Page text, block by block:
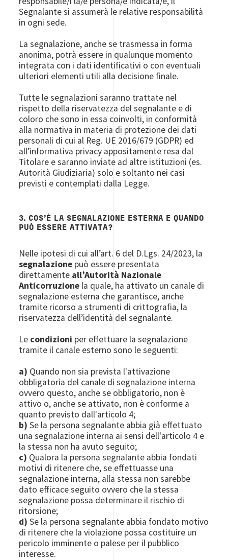
Segnalante si assumerà le relative responsabilità
in ogni sede.
La segnalazione, anche se trasmessa in forma
anonima, potrà essere in qualunque momento
integrata con i dati identificativi o con eventuali
ulteriori elementi utili alla decisione finale.
Tutte le segnalazioni saranno trattate nel
rispetto della riservatezza del segnalante e di
coloro che sono in essa coinvolti, in conformità
alla normativa in materia di protezione dei dati
personali di cui al Reg. UE 2016/679 (GDPR) ed
all’informativa privacy appositamente resa dal
Titolare e saranno inviate ad altre istituzioni (es.
Autorità Giudiziaria) solo e soltanto nei casi
previsti e contemplati dalla Legge.
3. COS’È LA SEGNALAZIONE ESTERNA E QUANDO
PUÒ ESSERE ATTIVATA?
Nelle ipotesi di cui all’art. 6 del D.Lgs. 24/2023, la
segnalazione può essere presentata
direttamente all’Autorità Nazionale
Anticorruzione la quale, ha attivato un canale di
segnalazione esterna che garantisce, anche
tramite ricorso a strumenti di crittografia, la
riservatezza dell’identità del segnalante.
Le condizioni per effettuare la segnalazione
tramite il canale esterno sono le seguenti:
a) Quando non sia prevista l'attivazione
obbligatoria del canale di segnalazione interna
ovvero questo, anche se obbligatorio, non è
attivo o, anche se attivato, non è conforme a
quanto previsto dall'articolo 4;
b)Se la persona segnalante abbia già effettuato
una segnalazione interna ai sensi dell'articolo 4 e
la stessa non ha avuto seguito;
c) Qualora la persona segnalante abbia fondati
motivi di ritenere che, se effettuasse una
segnalazione interna, alla stessa non sarebbe
dato efficace seguito ovvero che la stessa
segnalazione possa determinare il rischio di
ritorsione;
d) Se la persona segnalante abbia fondato motivo
di ritenere che la violazione possa costituire un
pericolo imminente o palese per il pubblico
interesse.